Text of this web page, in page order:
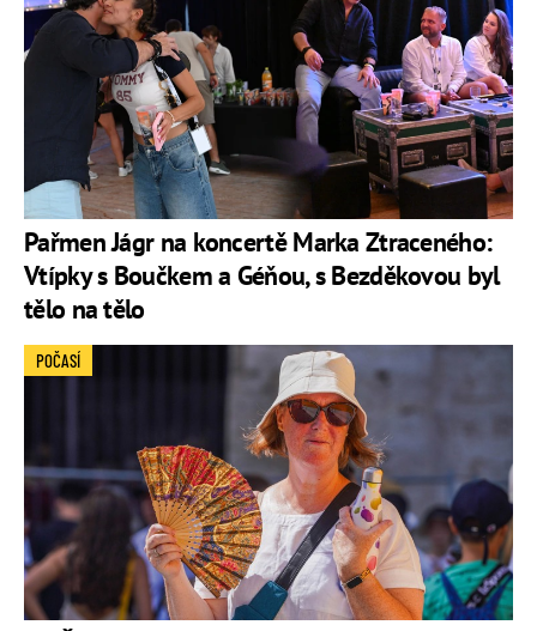
Pařmen Jágr na koncertě Marka Ztraceného:
Vtípky s Boučkem a Géňou, s Bezděkovou byl
tělo na tělo
POČASÍ